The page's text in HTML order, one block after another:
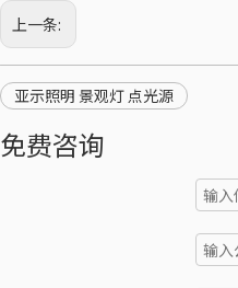
上一条:
亚示照明 景观灯 点光源
免费咨询